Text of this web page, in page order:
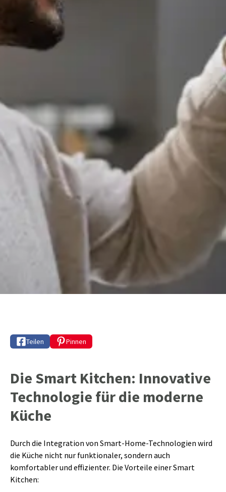
Teilen Pinnen
Die Smart Kitchen: Innovative
Technologie für die moderne
Küche
Durch die Integration von Smart-Home-Technologien wird
die Küche nicht nur funktionaler, sondern auch
komfortabler und effizienter. Die Vorteile einer Smart
Kitchen: